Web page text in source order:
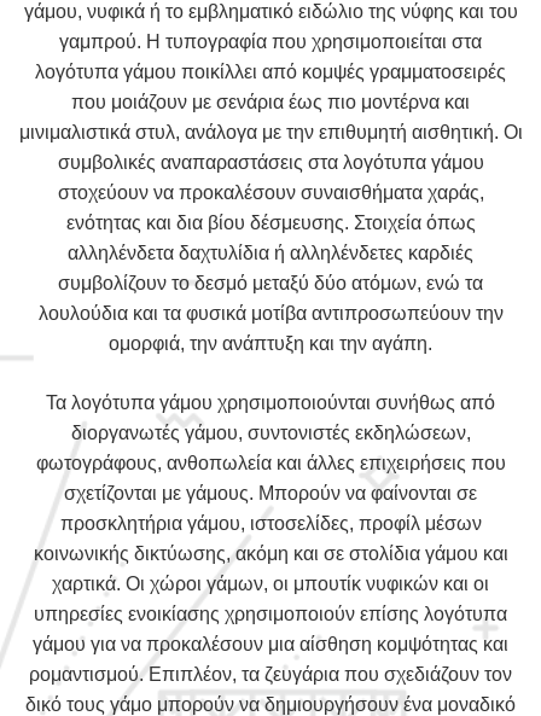
γάμου, νυφικά ή το εμβληματικό ειδώλιο της νύφης και του
γαμπρού. Η τυπογραφία που χρησιμοποιείται στα
λογότυπα γάμου ποικίλλει από κομψές γραμματοσειρές
που μοιάζουν με σενάρια έως πιο μοντέρνα και
μινιμαλιστικά στυλ, ανάλογα με την επιθυμητή αισθητική. Οι
συμβολικές αναπαραστάσεις στα λογότυπα γάμου
στοχεύουν να προκαλέσουν συναισθήματα χαράς,
ενότητας και δια βίου δέσμευσης. Στοιχεία όπως
αλληλένδετα δαχτυλίδια ή αλληλένδετες καρδιές
συμβολίζουν το δεσμό μεταξύ δύο ατόμων, ενώ τα
λουλούδια και τα φυσικά μοτίβα αντιπροσωπεύουν την
ομορφιά, την ανάπτυξη και την αγάπη.
Τα λογότυπα γάμου χρησιμοποιούνται συνήθως από
διοργανωτές γάμου, συντονιστές εκδηλώσεων,
φωτογράφους, ανθοπωλεία και άλλες επιχειρήσεις που
σχετίζονται με γάμους. Μπορούν να φαίνονται σε
προσκλητήρια γάμου, ιστοσελίδες, προφίλ μέσων
κοινωνικής δικτύωσης, ακόμη και σε στολίδια γάμου και
χαρτικά. Οι χώροι γάμων, οι μπουτίκ νυφικών και οι
υπηρεσίες ενοικίασης χρησιμοποιούν επίσης λογότυπα
γάμου για να προκαλέσουν μια αίσθηση κομψότητας και
ρομαντισμού. Επιπλέον, τα ζευγάρια που σχεδιάζουν τον
δικό τους γάμο μπορούν να δημιουργήσουν ένα μοναδικό